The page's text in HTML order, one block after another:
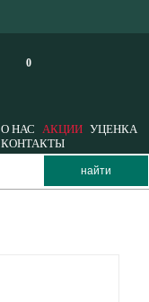
0
О НАС АКЦИИ УЦЕНКА
КОНТАКТЫ